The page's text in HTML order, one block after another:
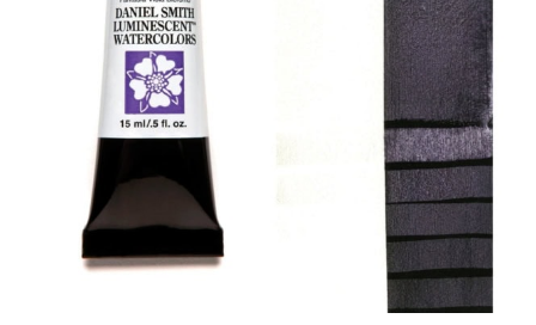
Trova un rivenditore
Contattaci